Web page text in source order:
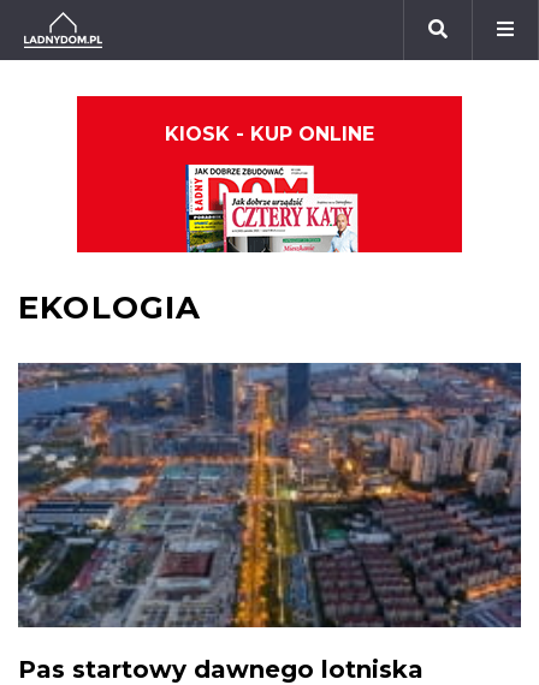
KIOSK - KUP ONLINE
EKOLOGIA
Pas startowy dawnego lotniska